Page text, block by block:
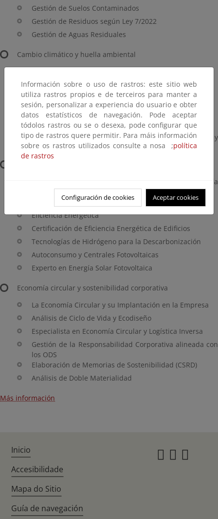
Gestión de Suelos Contaminados
Gestión de Residuos según Ley 7/2022
Gestión de Aguas Residuales
Cambio climático y huella ambiental
Experto en Cálculo de la Huella de Carbono
Cálculo de Huella de Carbono de Alcance 3
Huella Hídrica y Huella de Agua
Carbon Markets: Emissions Offsetting
Especialista en Cambio Climático, Huella de Carbono y
Economía Circular
Auditor Interno de Sistemas de Gestión de la Energía
según ISO 50001
Auditor Jefe en Gestión Energética ISO 50001
Eficiencia Energética
Certificación de Eficiencia Energética de Edificios
Tecnologías de Hidrógeno para la Descarbonización
Autoconsumo y Centrales Fotovoltaicas
Experto en Energía Solar Fotovoltaica
Economía circular y sostenibilidad corporativa
La Economía Circular y su Implantación en la Empresa
Análisis de Ciclo de Vida y Ecodiseño
Especialista en Economía Circular y Logística Inversa
Gestión de la Responsabilidad Corporativa alineada con
los ODS
Elaboración de Memorias de Sostenibilidad (CSRD)
Análisis de Doble Materialidad
Más información
Información sobre o uso de rastros: este sitio web
utiliza rastros propios e de terceiros para manter a
sesión, personalizar a experiencia do usuario e obter
datos estatísticos de navegación. Pode aceptar
tódolos rastros ou se o desexa, pode configurar que
tipo de rastros quere permitir. Para máis información
sobre os rastros utilizados consulte a nosa ;política
de rastros
Configuración de cookies Aceptar cookies
Inicio
Accesibilidade
Mapa do Sitio
Guía de navegación